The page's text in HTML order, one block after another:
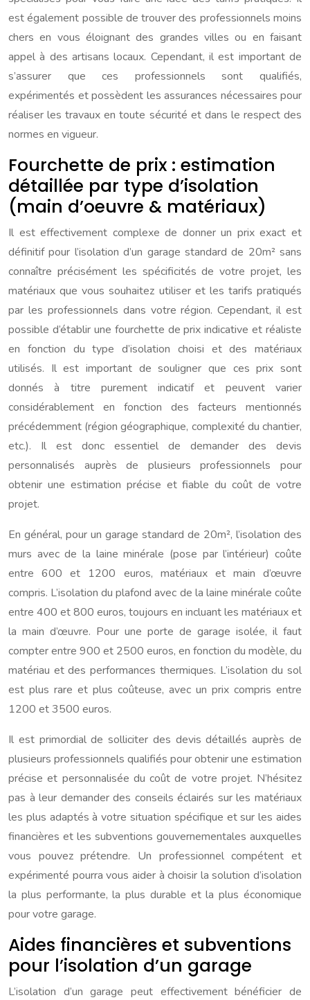
est également possible de trouver des professionnels moins
chers en vous éloignant des grandes villes ou en faisant
appel à des artisans locaux. Cependant, il est important de
s’assurer que ces professionnels sont qualifiés,
expérimentés et possèdent les assurances nécessaires pour
réaliser les travaux en toute sécurité et dans le respect des
normes en vigueur.
Fourchette de prix : estimation
détaillée par type d’isolation
(main d’oeuvre & matériaux)
Il est effectivement complexe de donner un prix exact et
définitif pour l’isolation d’un garage standard de 20m² sans
connaître précisément les spécificités de votre projet, les
matériaux que vous souhaitez utiliser et les tarifs pratiqués
par les professionnels dans votre région. Cependant, il est
possible d’établir une fourchette de prix indicative et réaliste
en fonction du type d’isolation choisi et des matériaux
utilisés. Il est important de souligner que ces prix sont
donnés à titre purement indicatif et peuvent varier
considérablement en fonction des facteurs mentionnés
précédemment (région géographique, complexité du chantier,
etc.). Il est donc essentiel de demander des devis
personnalisés auprès de plusieurs professionnels pour
obtenir une estimation précise et fiable du coût de votre
projet.
En général, pour un garage standard de 20m², l’isolation des
murs avec de la laine minérale (pose par l’intérieur) coûte
entre 600 et 1200 euros, matériaux et main d’œuvre
compris. L’isolation du plafond avec de la laine minérale coûte
entre 400 et 800 euros, toujours en incluant les matériaux et
la main d’œuvre. Pour une porte de garage isolée, il faut
compter entre 900 et 2500 euros, en fonction du modèle, du
matériau et des performances thermiques. L’isolation du sol
est plus rare et plus coûteuse, avec un prix compris entre
1200 et 3500 euros.
Il est primordial de solliciter des devis détaillés auprès de
plusieurs professionnels qualifiés pour obtenir une estimation
précise et personnalisée du coût de votre projet. N’hésitez
pas à leur demander des conseils éclairés sur les matériaux
les plus adaptés à votre situation spécifique et sur les aides
financières et les subventions gouvernementales auxquelles
vous pouvez prétendre. Un professionnel compétent et
expérimenté pourra vous aider à choisir la solution d’isolation
la plus performante, la plus durable et la plus économique
pour votre garage.
Aides financières et subventions
pour l’isolation d’un garage
L’isolation d’un garage peut effectivement bénéficier de